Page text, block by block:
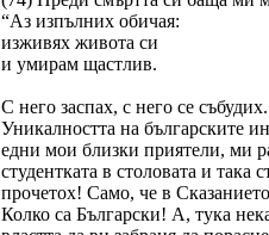
“Аз изпълних обичая:
изживях живота си
и умирам щастлив.
С него заспах, с него се
Уникалността на българските
едни мои близки приятели, ми
студентката в столовата и
прочетох! Само, че в
Колко са Български! А, тука